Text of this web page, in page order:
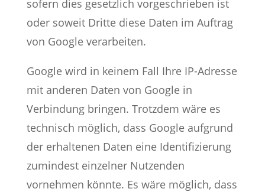
sofern dies gesetzlich vorgeschrieben ist
oder soweit Dritte diese Daten im Auftrag
von Google verarbeiten.
Google wird in keinem Fall Ihre IP-Adresse
mit anderen Daten von Google in
Verbindung bringen. Trotzdem wäre es
technisch möglich, dass Google aufgrund
der erhaltenen Daten eine Identifizierung
zumindest einzelner Nutzenden
vornehmen könnte. Es wäre möglich, dass